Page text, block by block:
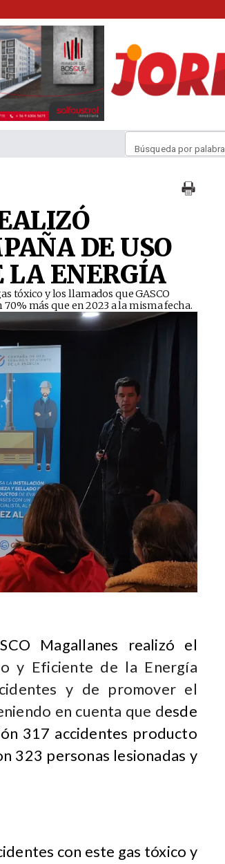
Búsqueda por palabra
DE USO
LA ENERGÍA
tóxico y los llamados que GASCO
más que en 2023 a la misma fecha.
Magallanes realizó el
y Eficiente de la Energía
y de promover el
en cuenta que desde
317 accidentes producto
323 personas lesionadas y
con este gas tóxico y